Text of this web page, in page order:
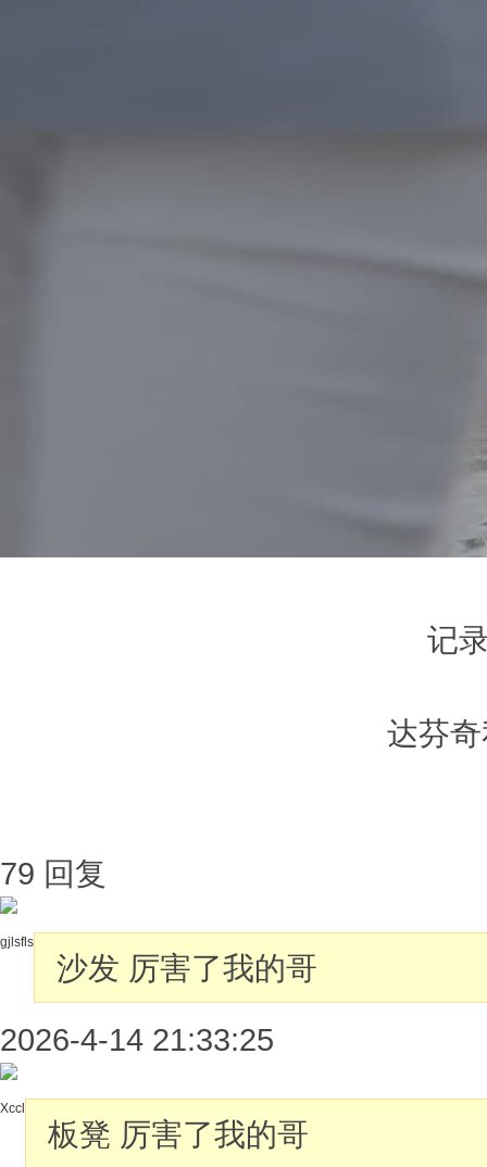
记
达芬
79 回复
gjlsfls
沙发 厉害了我的哥
2026-4-14 21:33:25
Xccl
板凳 厉害了我的哥